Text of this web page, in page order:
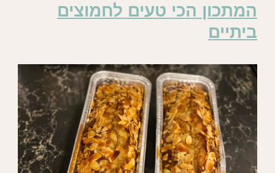
המתכון הכי טעים לחמוצים
ביתיים